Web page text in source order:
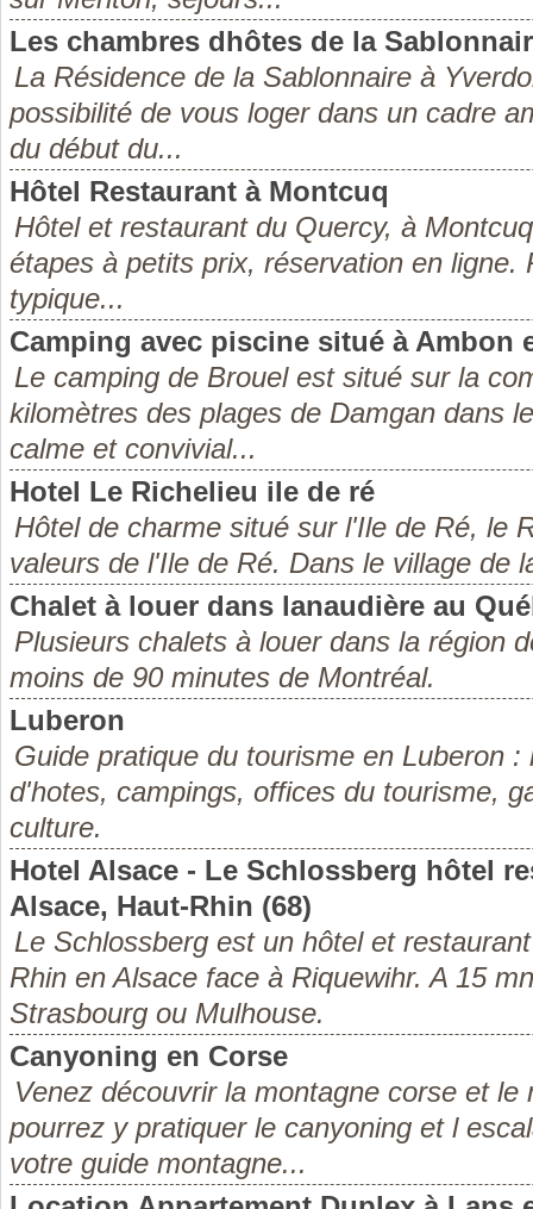
Les chambres dhôtes de la
La Résidence de la Sablonnaire à
possibilité de vous loger dans un cadre
du début du...
Hôtel Restaurant à Montcuq
Hôtel et restaurant du Quercy, à
étapes à petits prix, réservation en ligne.
typique...
Camping avec piscine situé à Ambon
Le camping de Brouel est situé sur la
kilomètres des plages de Damgan dans
calme et convivial...
Hotel Le Richelieu ile de ré
Hôtel de charme situé sur l'Ile de Ré, le
valeurs de l'Ile de Ré. Dans le village de
Chalet à louer dans lanaudière au
Plusieurs chalets à louer dans la région
moins de 90 minutes de Montréal.
Luberon
Guide pratique du tourisme en Luberon
d'hotes, campings, offices du tourisme,
culture.
Hotel Alsace - Le Schlossberg hôtel
Alsace, Haut-Rhin (68)
Le Schlossberg est un hôtel et
Rhin en Alsace face à Riquewihr. A 15
Strasbourg ou Mulhouse.
Canyoning en Corse
Venez découvrir la montagne corse et
pourrez y pratiquer le canyoning et l
votre guide montagne...